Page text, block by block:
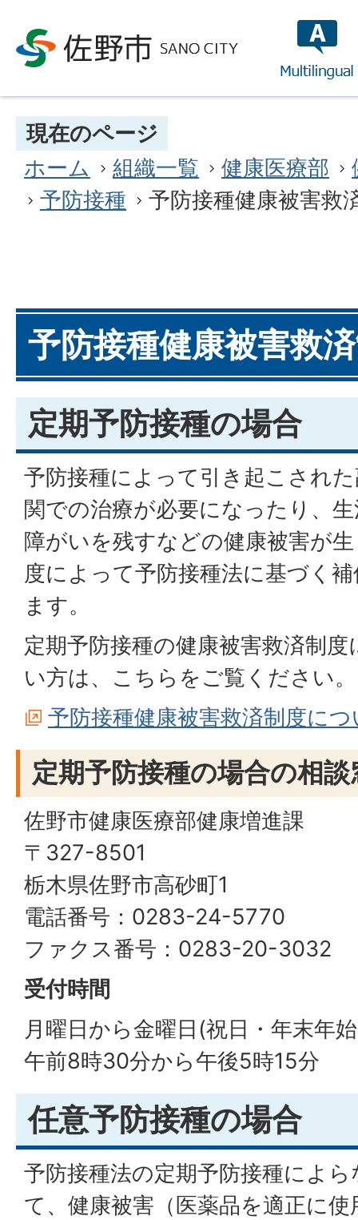
現在のページ
ホーム
組織一覧 健康医療部
予防接種
予防接種健康被害救
予防接種健康被害救
定期予防接種の場合
予防接種によって引き起こされ
関での治療が必要になったり、
障がいを残すなどの健康被害が
度によって予防接種法に基づく
ます。
定期予防接種の健康被害救済制
い方は、こちらをご覧ください。
予防接種健康被害救済制度に
定期予防接種の場合の相談
佐野市健康医療部健康増進課
〒327-8501
栃木県佐野市高砂町1
電話番号：0283-24-5770
ファクス番号：0283-20-3032
受付時間
月曜日から金曜日(祝日・年末年
午前8時30分から午後5時15分
任意予防接種の場合
予防接種法の定期予防接種によ
て、健康被害（医薬品を適正に